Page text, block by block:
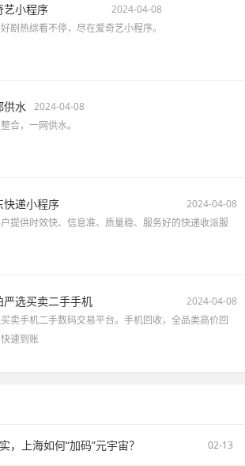
艺小程序
2024-04-08
剧热综看不停，尽在爱奇艺小程序。
供水
2024-04-08
合，一网供水。
快递小程序
2024-04-08
提供时效快、信息准、质量稳、服务好的快递收派服
严选买卖二手手机
2024-04-08
卖手机二手数码交易平台。手机回收，全品类高价回
速到账
，上海如何“加码”元宇宙？ 02-13